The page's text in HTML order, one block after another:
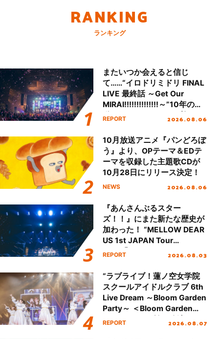
RANKING
ランキング
またいつか会えると信じ
て……“イロドリミドリ FINAL
LIVE 最終話 ～Get Our
MIRAI!!!!!!!!!!!!!!～”10年の活
動を経てファイナルを迎える
REPORT 2026.08.06
10月放送アニメ『パンどろぼ
う』より、OPテーマ＆EDテ
ーマを収録した主題歌CDが
10月28日にリリース決定！
NEWS 2026.08.06
『あんさんぶるスター
ズ！！』にまた新たな歴史が
加わった！ “MELLOW DEAR
US 1st JAPAN Tour
Final「NICE to meet YOU
ート!!
REPORT 2026.08.03
“ラブライブ！蓮ノ空女学院
スクールアイドルクラブ 6th
Live Dream ～Bloom Garden
Party～ ＜Bloom Garden
Party Stage／埼玉公演＞”
REPORT 2026.08.07